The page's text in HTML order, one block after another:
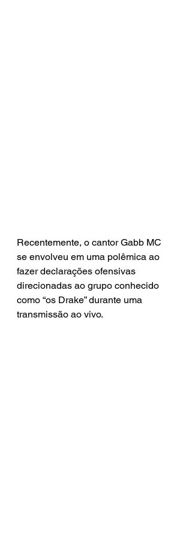
Recentemente, o cantor Gabb MC
se envolveu em uma polêmica ao
fazer declarações ofensivas
direcionadas ao grupo conhecido
como “os Drake” durante uma
transmissão ao vivo.